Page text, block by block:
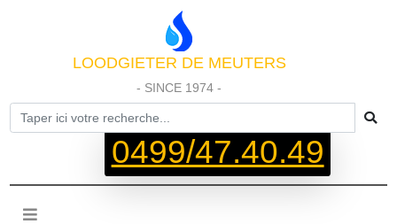
LOODGIETER DE MEUTERS
- SINCE 1974 -
0499/47.40.49